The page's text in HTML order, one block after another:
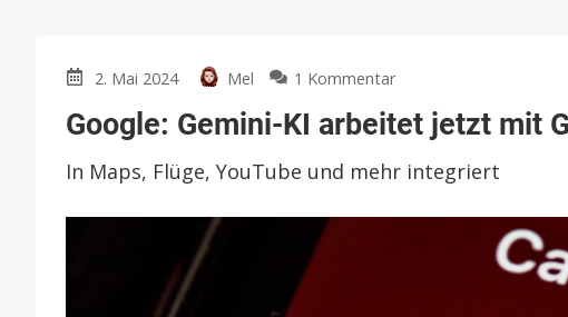
2. Mai 2024 Mel 1 Kommentarzu
Gemini-
arbeitet
mit
Google: Gemini-KI arbeitet jetzt mit
In Maps, Flüge, YouTube und mehr integriert